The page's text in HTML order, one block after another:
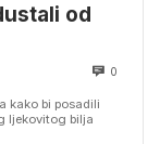
od
0
kako bi posadili
ljekovitog bilja